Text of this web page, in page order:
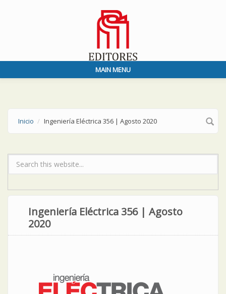
MAIN MENU
Inicio Ingeniería Eléctrica 356 | Agosto 2020
Formulario de búsqueda
Ingeniería Eléctrica 356 | Agosto
2020